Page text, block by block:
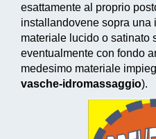
esattamente al proprio
installandovene sopra una
materiale lucido o satinato
eventualmente con fondo
medesimo materiale
vasche-idromassaggio).